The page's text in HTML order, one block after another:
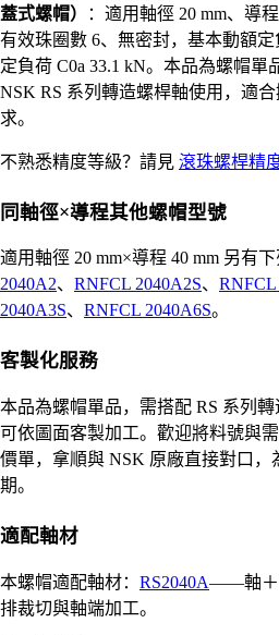
蓋式螺帽）
：適用軸徑 20 mm、導
有效珠圈數 6、無密封，基本動額定
定負荷 C0a 33.1 kN。本品為螺帽
NSK RS 系列轉造螺桿軸使用，適
求。
不熟悉精度等級？請見 滾珠螺桿精
同軸徑×導程其他螺帽型號
適用軸徑 20 mm×導程 40 mm 另有下
2040A2、 RNFCL 2040A2S、 RNFCL
2040A3S、 RNFCL 2040A6S。
客製化服務
本品為螺帽單品，需搭配 RS 系列
可依圖面客製加工。歡迎將料號與
價單，拿順與 NSK 原廠直接對口，
期。
適配軸材
本螺帽適配軸材： RS2040A——軸＋
排裁切與軸端加工。